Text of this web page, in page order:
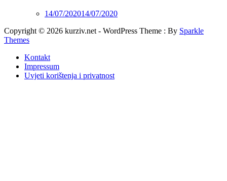
14/07/202014/07/2020
Copyright © 2026 kurziv.net - WordPress Theme : By Sparkle
Themes
Kontakt
Impressum
Uvjeti korištenja i privatnost